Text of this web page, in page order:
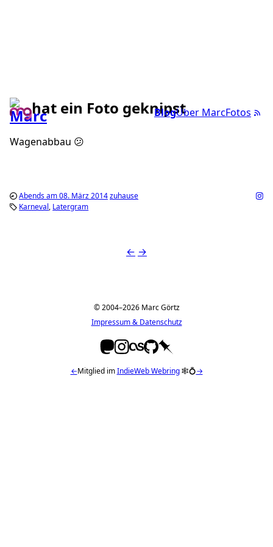
BlogÜber MarcFotos
hat ein Foto geknipst
Wagenabbau 😕
Abends am 08. März 2014zuhause
Karneval Latergram
← →
© 2004–2026 Marc Görtz
Impressum & Datenschutz
←Mitglied imIndieWeb Webring🕸💍→